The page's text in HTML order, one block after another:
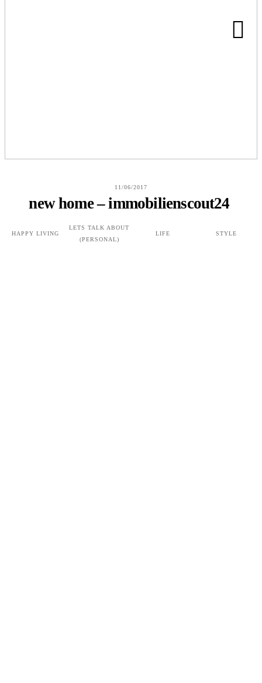
KONTAKT
11/06/2017
new home – immobilienscout24
HAPPY LIVING
LETS TALK ABOUT
(PERSONAL)
LIFE STYLE